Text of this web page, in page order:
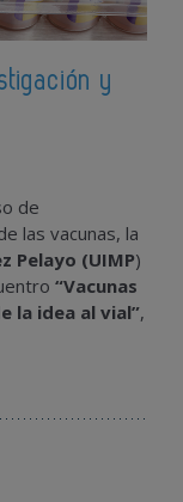
y
de
las vacunas, la
Pelayo (UIMP)
“Vacunas
la idea al vial”,